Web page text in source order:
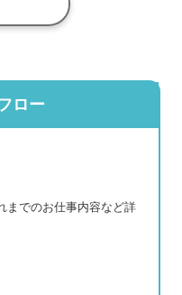
ロー
までのお仕事内容など詳